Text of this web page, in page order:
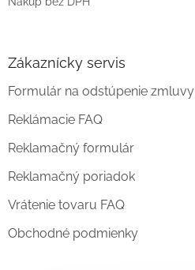
Zákaznícky servis
Formulár na odstúpenie zmluvy
Reklámacie FAQ
Reklamačný formulár
Reklamačný poriadok
Vrátenie tovaru FAQ
Obchodné podmienky